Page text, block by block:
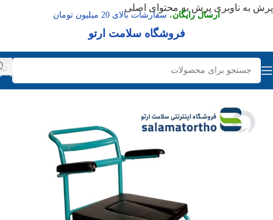
پرش به ناوبری پرش به محتوای اصلی
ارسال رایگان، سفارشات بالای 20 میلیون تومان
فروشگاه سلامت ارتو